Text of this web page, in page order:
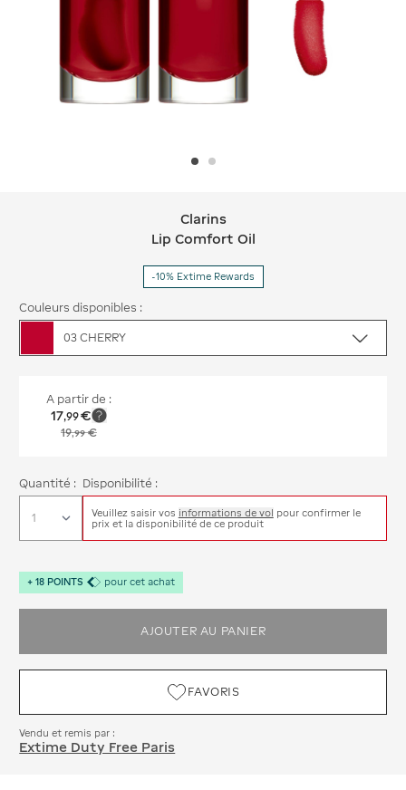
Clarins Lip Comfort Oil
Clarins
Lip Comfort Oil
-10% Extime Rewards
Couleurs disponibles :
03 CHERRY
A partir de :
17,99€
19,99€
Quantité : Disponibilité :
Veuillez saisir vos informations de vol pour confirmer le
prix et la disponibilité de ce produit
+ 18 POINTS pour cet achat
AJOUTER AU PANIER
FAVORIS
Vendu et remis par :
Extime Duty Free Paris